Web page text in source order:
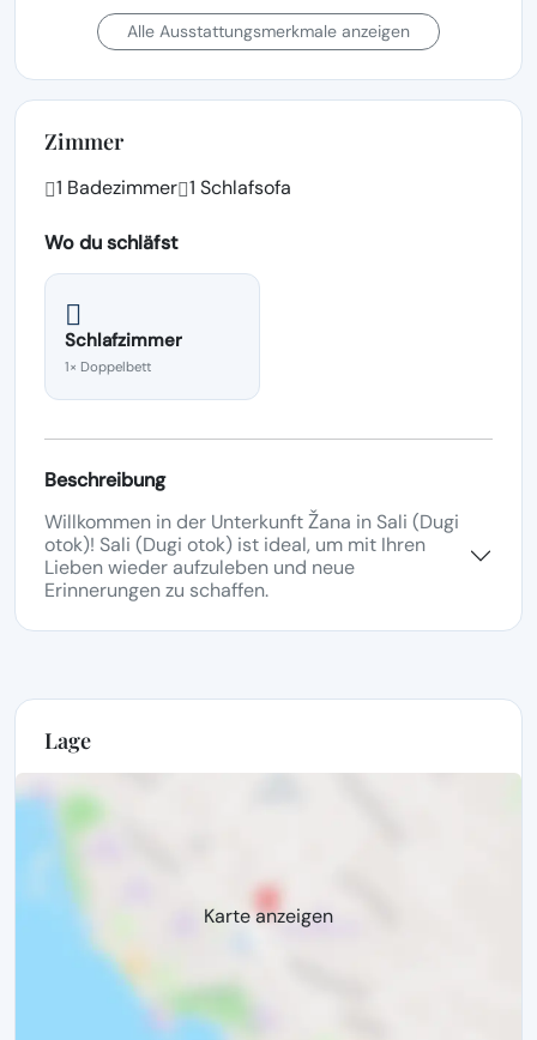
Toaster
Richtlinien der örtlichen
Behörden gewaschen
Bettwäsche vorhanden
Satellitenfernsehen
Alle Ausstattungsmerkmale anzeigen
Zimmer
1 Badezimmer 1 Schlafsofa
Wo du schläfst
Schlafzimmer
1× Doppelbett
Beschreibung
Willkommen in der Unterkunft Žana in Sali (Dugi
otok)! Sali (Dugi otok) ist ideal, um mit Ihren
Lieben wieder aufzuleben und neue
Erinnerungen zu schaffen.
Lage
Karte anzeigen